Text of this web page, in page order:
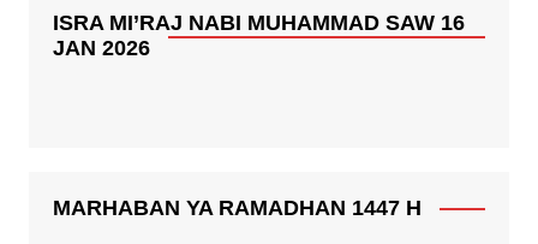
ISRA MI’RAJ NABI MUHAMMAD SAW 16
JAN 2026
MARHABAN YA RAMADHAN 1447 H